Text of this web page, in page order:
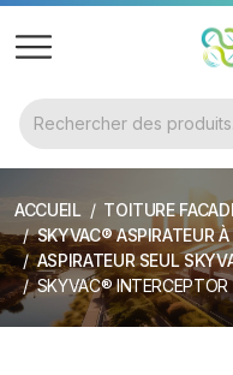
ACCUEIL
TOITURE
SKYVAC® ASPIRATEUR
ASPIRATEUR SEUL
SKYVAC® INTERCEPTOR